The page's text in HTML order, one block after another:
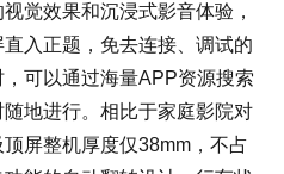
觉效果和沉浸式影音体验，
入正题，免去连接、调试的
可以通过海量APP资源搜索
地进行。相比于家庭影院对
屏整机厚度仅38mm，不占